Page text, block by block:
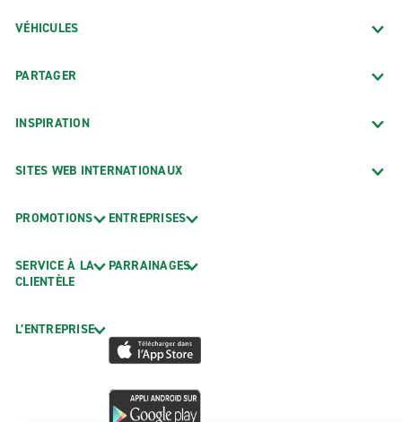
VÉHICULES
PARTAGER
INSPIRATION
SITES WEB INTERNATIONAUX
PROMOTIONS
SERVICE À LA
CLIENTÈLE
L’ENTREPRISE
ENTREPRISES
PARRAINAGES